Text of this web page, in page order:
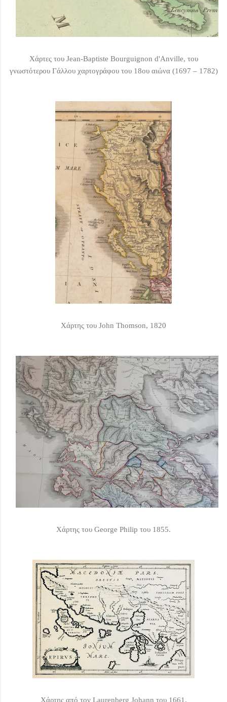
Χάρτες του Jean-Baptiste Bourguignon d'Anville, του
γνωστότερου Γάλλου χαρτογράφου του 18ου αιώνα (1697 – 1782)
Χάρτης του John Thomson, 1820
Χάρτης του George Philip του 1855.
Χάρτης από τον Laurenberg Johann του 1661.